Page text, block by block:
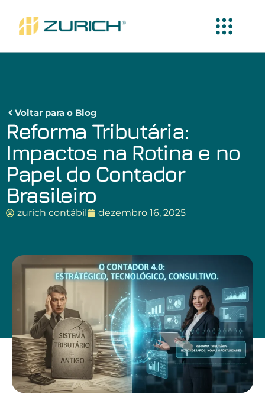
Voltar para o Blog
Reforma Tributária:
Impactos na Rotina e no
Papel do Contador
Brasileiro
zurich contábil dezembro 16, 2025